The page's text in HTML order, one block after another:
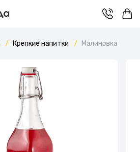
Крепкие напитки Малиновка